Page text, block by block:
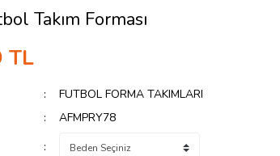
Takım Forması
TL
FUTBOL FORMA TAKIMLARI
AFMPRY78